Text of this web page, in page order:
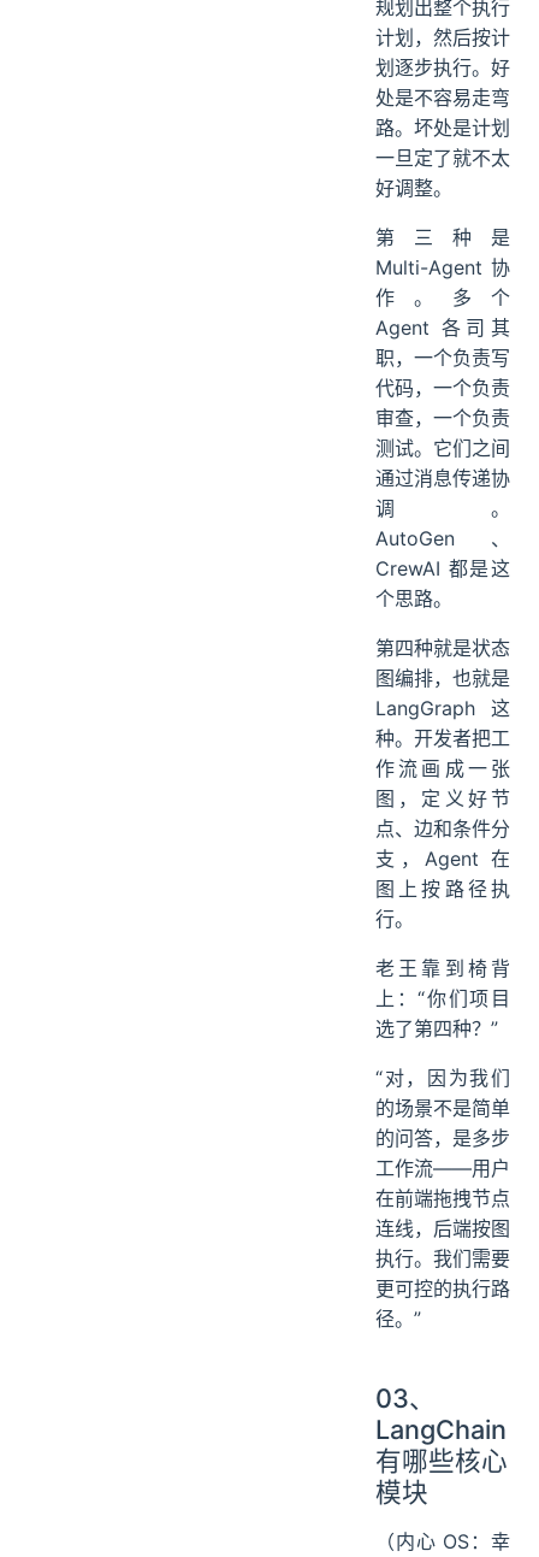
规划出整个执行
计划，然后按计
划逐步执行。好
处是不容易走弯
路。坏处是计划
一旦定了就不太
好调整。
第三种是
Multi-Agent 协
作。多个
Agent 各司其
职，一个负责写
代码，一个负责
审查，一个负责
测试。它们之间
通过消息传递协
调。
AutoGen、
CrewAI 都是这
个思路。
第四种就是状态
图编排，也就是
LangGraph 这
种。开发者把工
作流画成一张
图，定义好节
点、边和条件分
支，Agent 在
图上按路径执
行。
老王靠到椅背
上：“你们项目
选了第四种？”
“对，因为我们
的场景不是简单
的问答，是多步
工作流——用户
在前端拖拽节点
连线，后端按图
执行。我们需要
更可控的执行路
径。”
03、
LangChain
有哪些核心
模块
（内心 OS：幸